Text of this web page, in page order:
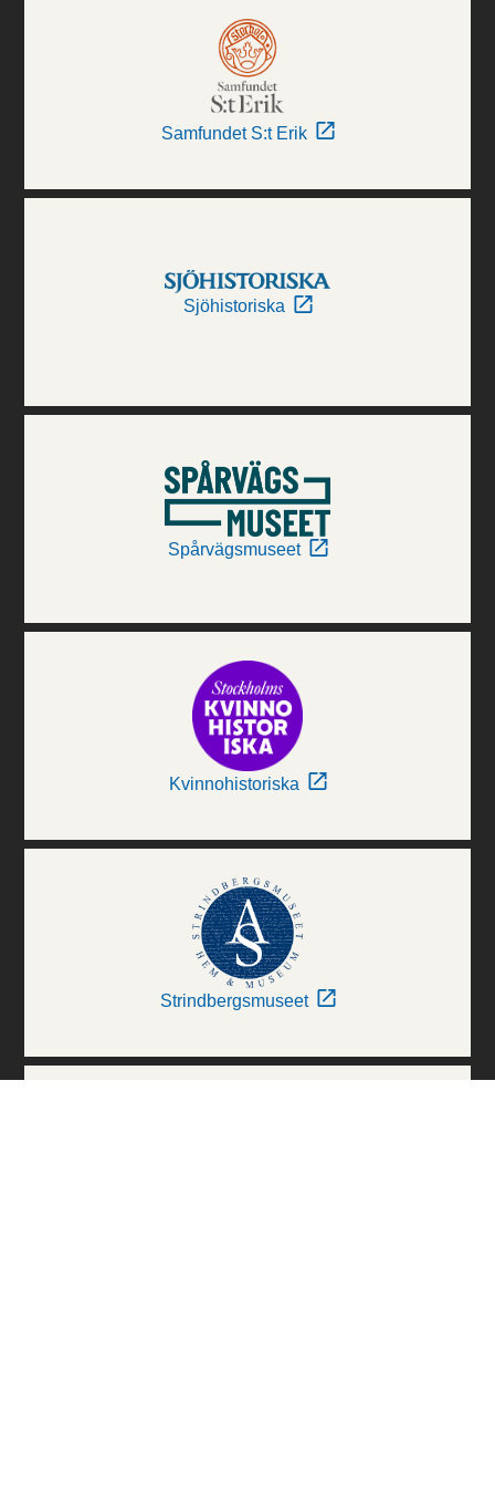
Samfundet S:t Erik
Sjöhistoriska
Spårvägsmuseet
Kvinnohistoriska
Strindbergsmuseet